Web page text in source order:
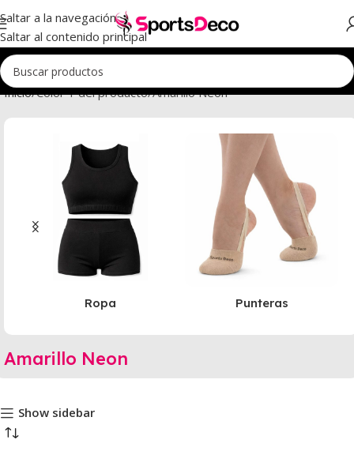
Saltar a la navegación
Saltar al contenido principal
Inicio Color 1 del producto Amarillo Neon
Ropa Punteras
Amarillo Neon
Show sidebar